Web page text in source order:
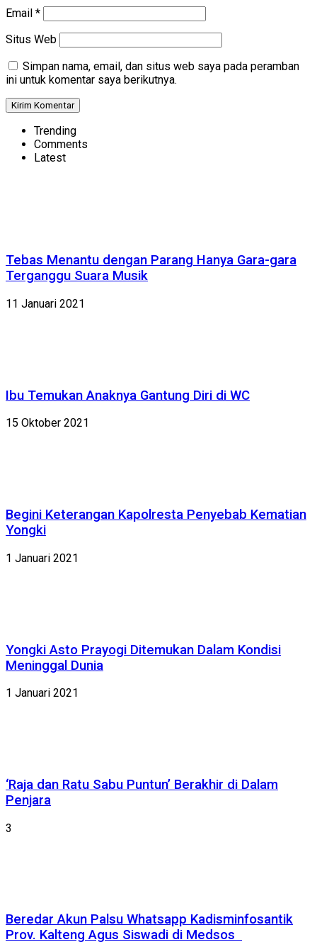
Email *
Situs Web
Simpan nama, email, dan situs web saya pada peramban
ini untuk komentar saya berikutnya.
Trending
Comments
Latest
Tebas Menantu dengan Parang Hanya Gara-gara
Terganggu Suara Musik
11 Januari 2021
Ibu Temukan Anaknya Gantung Diri di WC
15 Oktober 2021
Begini Keterangan Kapolresta Penyebab Kematian
Yongki
1 Januari 2021
Yongki Asto Prayogi Ditemukan Dalam Kondisi
Meninggal Dunia
1 Januari 2021
‘Raja dan Ratu Sabu Puntun’ Berakhir di Dalam
Penjara
3
Beredar Akun Palsu Whatsapp Kadisminfosantik
Prov. Kalteng Agus Siswadi di Medsos